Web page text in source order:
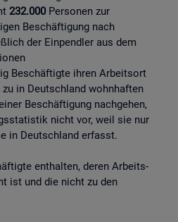
232.000Personen zur
Beschäftigung nach
der Einpendler aus dem
Beschäftigte ihren Arbeitsort
zu in Deutschland wohnhaften
Beschäftigung nachgehen,
nicht vor, weil sie nur
in Deutschland erfasst.
enthalten, deren Arbeits-
ist und die nicht zu den